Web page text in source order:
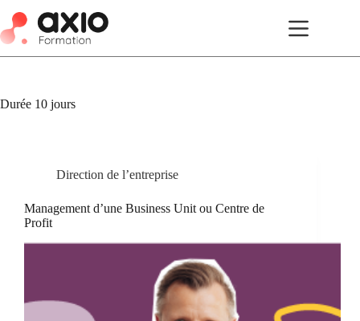
Durée 10 jours
Direction de l’entreprise
Management d’une Business Unit ou Centre de
Profit